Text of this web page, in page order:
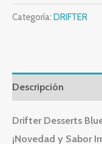
Categoría: DRIFTER
Descripción
Drifter Desserts
¡Novedad y Sabor